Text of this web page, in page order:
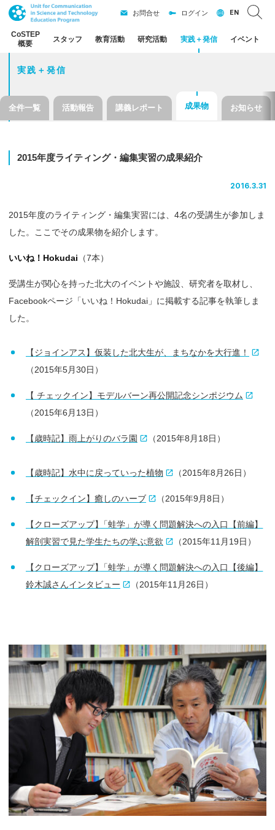
CoSTEP
概要
スタッフ 教育活動 研究活動 実践＋発信 イベント
お問合せ ログイン EN
実践＋発信
全件一覧 活動報告 講義レポート 成果物 お知らせ
2015年度ライティング・ 編集実習の成果紹介
2016.3.31
2015年度のライティング・編集実習には、4名の受講生が参加しま
した。ここでその成果物を紹介します。
いいね！Hokudai （7本）
受講生が関心を持った北大のイベントや施設、研究者を取材し、
Facebookページ「いいね！Hokudai」に掲載する記事を執筆しま
した。
【ジョインアス】仮装した北大生が、まちなかを大行進！
（2015年5月30日）
【 チェックイン】モデルバーン再公開記念シンポジウム
（2015年6月13日）
【歳時記】雨上がりのバラ園 （2015年8月18日）
【歳時記】水中に戻っていった植物 （2015年8月26日）
【チェックイン】癒しのハーブ （2015年9月8日）
【クローズアップ】
「蛙学」が導く問題解決への入口【前編】
解剖実習で見た学生たちの学ぶ意欲
（2015年11月19日）
【クローズアップ】
「蛙学」が導く問題解決への入口【後編】
鈴木誠さんインタビュー
（2015年11月26日）